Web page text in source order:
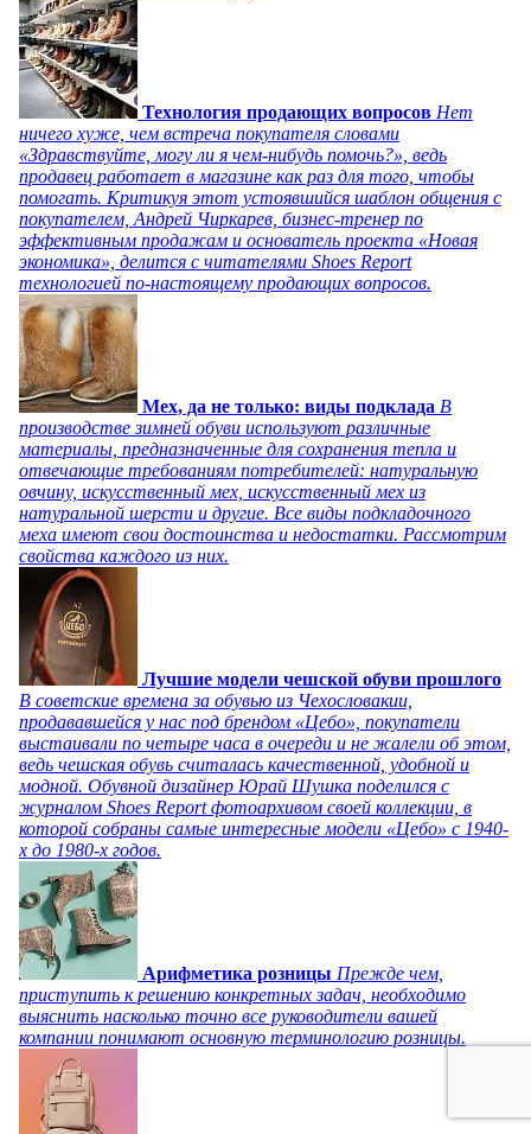
Технология продающих вопросов Нет
ничего хуже, чем встреча покупателя словами
«Здравствуйте, могу ли я чем-нибудь помочь?», ведь
продавец работает в магазине как раз для того, чтобы
помогать. Критикуя этот устоявшийся шаблон общения с
покупателем, Андрей Чиркарев, бизнес-тренер по
эффективным продажам и основатель проекта «Новая
экономика», делится с читателями Shoes Report
технологией по-настоящему продающих вопросов.
Мех, да не только: виды подклада В
производстве зимней обуви используют различные
материалы, предназначенные для сохранения тепла и
отвечающие требованиям потребителей: натуральную
овчину, искусственный мех, искусственный мех из
натуральной шерсти и другие. Все виды подкладочного
меха имеют свои достоинства и недостатки. Рассмотрим
свойства каждого из них.
Лучшие модели чешской обуви прошлого
В советские времена за обувью из Чехословакии,
продававшейся у нас под брендом «Цебо», покупатели
выстаивали по четыре часа в очереди и не жалели об этом,
ведь чешская обувь считалась качественной, удобной и
модной. Обувной дизайнер Юрай Шушка поделился с
журналом Shoes Report фотоархивом своей коллекции, в
которой собраны самые интересные модели «Цебо» с 1940-
х до 1980-х годов.
Арифметика розницы Прежде чем,
приступить к решению конкретных задач, необходимо
выяснить насколько точно все руководители вашей
компании понимают основную терминологию розницы.